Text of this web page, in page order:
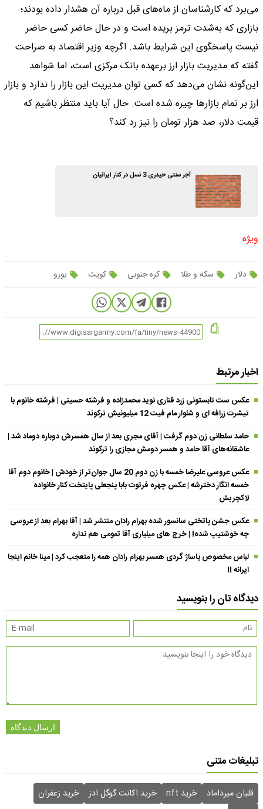
می‌برد که کارشناسان از ماه‌های قبل درباره آن هشدار داده بودند؛
بازاری که به‌شدت ترمز بریده است و در حال حاضر کسی حاضر
نیست پاسخگوی این شرایط باشد. اگرچه وزیر اقتصاد به صراحت
گفته که مدیریت بازار ارز برعهده بانک مرکزی است، اما شواهد
این‌گونه نشان می‌دهد که کسی توان مدیریت این بازار را ندارد و بازار
ارز بر تمام بازارها چیره شده است. حال آیا باید منتظر باشیم که
قیمت دلار، صد هزار تومان را نیز رد کند؟
آجر سنتی حیدری 3 نسل در کنار ایرانیان
ویژه
دلار سکه و طلا کره جنوبی کویت یورو
اخبار مرتبط
عکس ست تابستونی زرد قناری نوید محمدزاده و فرشته حسینی | فرشته خانوم با
تیشرت زرافه ای و شلوار مام فیت 12 میلیونیش ترکوند
حامد سلطانی زن دوم گرفت | آقای مجری بعد از سال همسرش دوباره دوماد شد |
عاشقانه‌های آقا حامد و همسر دومش مجازی را ترکوند
عکس عروسی علیرضا خمسه با زن دوم 20 سال جوان‌تر از خودش | خانوم دوم آقا
خمسه انگار دخترشه | عکس چهره فرتوت بابا پنجعلی پایتخت کنار خانواده
لاکچریش
عکس جشن پاتختی سانسور شده بهرام رادان منتشر شد | آقا بهرام بعد از عروسی
چه خوشتیپ شده! | خرج های میلیاری آقا تمومی هم نداره
لباس مخصوص پاساژ گردی همسر بهرام رادان همه را متعجب کرد | مینا خانم اینجا
ایرانه !!
دیدگاه تان را بنویسید
ارسال دیدگاه
تبلیغات متنی
قلیان میرداماد خرید nft خرید اکانت گوگل ادز
خرید زعفران